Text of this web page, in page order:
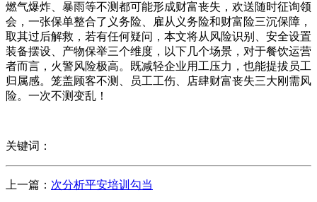
燃气爆炸、暴雨等不测都可能形成财富丧失，欢送随时征询领
会，一张保单整合了义务险、雇从义务险和财富险三沉保障，
取其过后解救，若有任何疑问，本文将从风险识别、安全设置
装备摆设、产物保举三个维度，以下几个场景，对于餐饮运营
者而言，火警风险极高。既减轻企业用工压力，也能提拔员工
归属感。笼盖顾客不测、员工工伤、店肆财富丧失三大刚需风
险。一次不测变乱！
关键词：
上一篇： 次分析平安培训勾当